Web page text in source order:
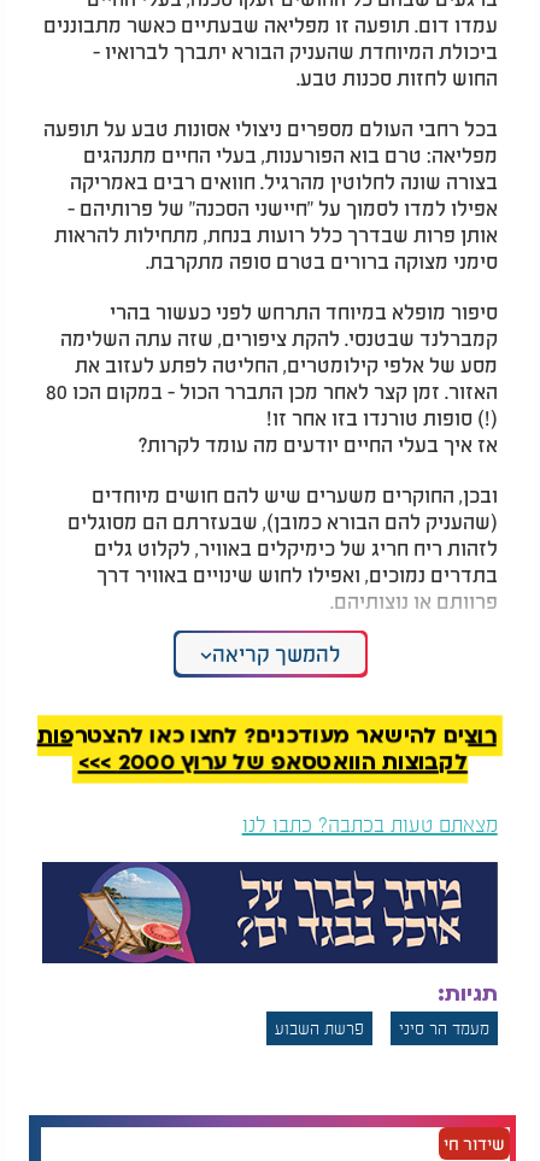
עמדו דום. תופעה זו מפליאה שבעתיים כאשר מתבוננים
ביכולת המיוחדת שהעניק הבורא יתברך לברואיו -
החוש לחזות סכנות טבע.
בכל רחבי העולם מספרים ניצולי אסונות טבע על תופעה
מפליאה: טרם בוא הפורענות, בעלי החיים מתנהגים
בצורה שונה לחלוטין מהרגיל. חוואים רבים באמריקה
אפילו למדו לסמוך על "חיישני הסכנה" של פרותיהם -
אותן פרות שבדרך כלל רועות בנחת, מתחילות להראות
סימני מצוקה ברורים בטרם סופה מתקרבת.
סיפור מופלא במיוחד התרחש לפני כעשור בהרי
קמברלנד שבטנסי. להקת ציפורים, שזה עתה השלימה
מסע של אלפי קילומטרים, החליטה לפתע לעזוב את
האזור. זמן קצר לאחר מכן התברר הכול - במקום הכו 80
(!) סופות טורנדו בזו אחר זו!
אז איך בעלי החיים יודעים מה עומד לקרות?
ובכן, החוקרים משערים שיש להם חושים מיוחדים
(שהעניק להם הבורא כמובן), שבעזרתם הם מסוגלים
לזהות ריח חריג של כימיקלים באוויר, לקלוט גלים
בתדרים נמוכים, ואפילו לחוש שינויים באוויר דרך
פרוותם או נוצותיהם.
נפלא לראות כיצד הקב"ה טבע בבריאתו מערכת התראה
מופלאה, המגינה על ברואיו. ובה בעת, כאשר הוא
שהכול מאיתו יתברך.
להמשך קריאה
רוצים להישאר מעודכנים? לחצו כאן להצטרפות
לקבוצות הוואטסאפ של ערוץ 2000 >>>
מצאתם טעות בכתבה? כתבו לנו
תגיות:
מעמד הר סיני פרשת השבוע
שידור חי